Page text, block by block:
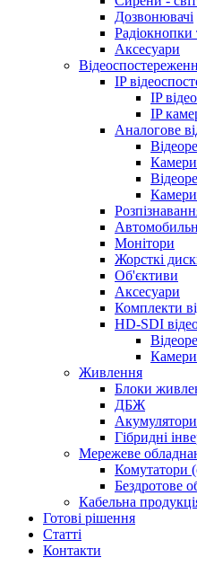
Дозвонювачі
Радіокнопки
Аксесуари
IP
IP
IP
Аналогове
Камери
Монітори
Жорсткі
Об'єктиви
Аксесуари
Комплекти
HD-SDI
Живлення
Блоки
ДБЖ
Акумулятори
Гібридні
Мережеве
Комутатори
Бездротове
Кабельна
Готові рішення
Статті
Контакти